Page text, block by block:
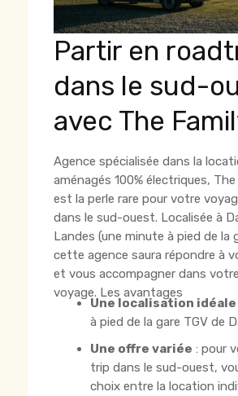
Partir en
dans le sud-
avec The
Agence spécialisée dans la
aménagés 100% électriques, The
est la perle rare pour votre
dans le sud-ouest. Localisée à
Landes (une minute à pied de la
cette agence saura répondre à
et vous accompagner dans
voyage. Les avantages
Une localisation idéale
à pied de la gare TGV de
Une offre variée : pour
trip dans le sud-ouest,
choix entre la location